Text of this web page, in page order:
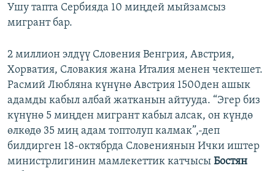
Ушу тапта Сербияда 10 миңдей мыйзамсыз
мигрант бар.
2 миллион элдүү Словения Венгрия, Австрия,
Хорватия, Словакия жана Италия менен чектешет.
Расмий Любляна күнүнө Австрия 1500ден ашык
адамды кабыл албай жатканын айтууда. “Эгер биз
күнүнө 5 миңден мигрант кабыл алсак, он күндө
өлкөдө 35 миң адам топтолуп калмак”,-деп
билдирген 18-октябрда Словениянын Ички иштер
министрлигинин мамлекеттик катчысы Бостян